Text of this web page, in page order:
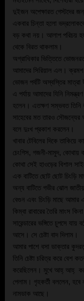
দুইজন অপেক্ষারত গেস্টদের
একবার চিন্তা হলো
বড় কথা নয়। আলাপ পরিচয় হল
থেকে বিরত থাকলাম।
অগ্রাধিকার ভিত্তিতে
আমাদের‌ সিরিয়াল এল। ক্রমশ ঊর্ধ্বগামী অস্বস্তিকর পর্বগুলোর ধারাবাহিকতায়
ভোজন পর্বটি অস্বস্তির মাত্রা
এ পর্যায় আমাদের যিনি
হলেন। এতক্ষণ সম্ভবত তিনি
সাহেবের মত তারও সৌজন্যের অভাব নেই।
বলে দুঃখ প্রকাশ করলেন।
খাবার টেবিলের দিকে
চেংগিস, গজনী-মামুদ, কোথায়
কোথা সেই হাওড়ের বিশাল
এক বাটিতে ছোট ছোট চিংড়ি
অন্য বাটিতে গভীর ঝোল
বেগুন এবং চিংড়ি মাছে আমার
কিম্বা রাবারের তৈরি মাংস
সারেন্ডারের ভঙ্গিতে চুপসে
আসে। সে চেষ্টা বাদ দিলাম।
আমার পাশে বসা ডাক্তার
তিনি চেষ্টা চরিত্র করে বেশ
করেছিলেন। মুখে আহ্ আহ্ ‌ করে গৃহকর্তী-কাম তার রোগিনীকে বললেন, খুব মজা
পেলাম। গৃহকর্তী বললেন, হবে
নামডাক আছে।